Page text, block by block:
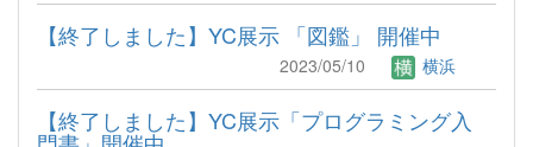
【終了しました】YC展示 「図鑑」 開催中
2023/05/10 横浜
【終了しました】YC展示「プログラミング入